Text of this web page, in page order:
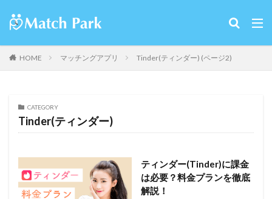
HOME マッチングアプリ Tinder(ティンダー) (ページ2)
CATEGORY
Tinder(ティンダー)
ティンダー(Tinder)に課金
は必要？料金プランを徹底
解説！